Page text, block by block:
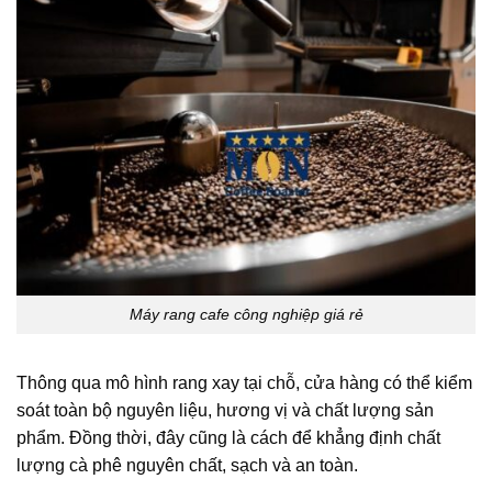
Máy rang cafe công nghiệp giá rẻ
Thông qua mô hình rang xay tại chỗ, cửa hàng có thể kiểm
soát toàn bộ nguyên liệu, hương vị và chất lượng sản
phẩm. Đồng thời, đây cũng là cách để khẳng định chất
lượng cà phê nguyên chất, sạch và an toàn.